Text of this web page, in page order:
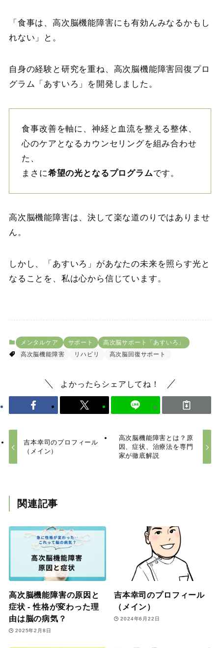
「食事は、高次脳機能障害にも有効んみなるかもし
れない」と。
自身の経験と研究を重ね、高次脳機能障害回復プロ
グラム「あすいろ」を開発しました。
食事改善を軸に、神経と血流を整える整体、
心のケアとなるカウンセリングを組み合わせ
た、
まさに希望の光となるプログラムです。
高次脳機能障害は、決して楽な道のりではありませ
ん。
しかし、「あすいろ」があなたの未来を照らす光と
なることを、私は心から信じています。
メンタルケア サポート
高次脳サポート「あすいろ」
高次脳機能障害
リハビリ 高次脳回復サポート
よかったらシェアしてね！
吉本幸司のプロフィール
（メイン）
高次脳機能障害とは？原
因、症状、治療法を専門
家が徹底解説
関連記事
高次脳機能障害の原因と
症状 ‐ 性格が変わった理
由は脳の病気？
2025年2月8日
吉本幸司のプロフィール
（メイン）
2024年6月22日